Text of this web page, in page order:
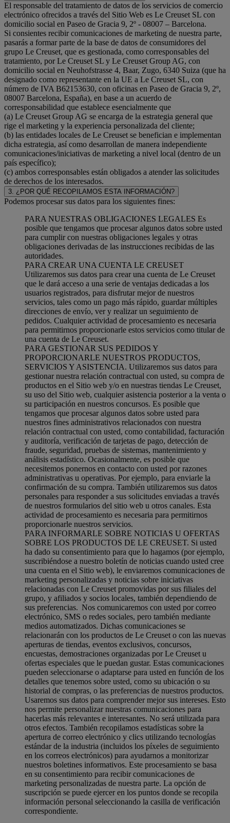
El responsable del tratamiento de datos de los servicios de comercio
electrónico ofrecidos a través del Sitio Web es Le Creuset SL con
domicilio social en Paseo de Gracia 9, 2º - 08007 – Barcelona.
Si consientes recibir comunicaciones de marketing de nuestra parte,
pasarás a formar parte de la base de datos de consumidores del
grupo Le Creuset, que es gestionada, como corresponsables del
tratamiento, por Le Creuset SL y Le Creuset Group AG, con
domicilio social en Neuhofstrasse 4, Baar, Zugo, 6340 Suiza (que ha
designado como representante en la UE a Le Creuset SL, con
número de IVA B62153630, con oficinas en Paseo de Gracia 9, 2º,
08007 Barcelona, España), en base a un acuerdo de
corresponsabilidad que establece esencialmente que
(a) Le Creuset Group AG se encarga de la estrategia general que
rige el marketing y la experiencia personalizada del cliente;
(b) las entidades locales de Le Creuset se benefician e implementan
dicha estrategia, así como desarrollan de manera independiente
comunicaciones/iniciativas de marketing a nivel local (dentro de un
país específico);
(c) ambos corresponsables están obligados a atender las solicitudes
de derechos de los interesados.
3. ¿POR QUÉ RECOPILAMOS ESTA INFORMACIÓN?
Podemos procesar sus datos para los siguientes fines:
PARA NUESTRAS OBLIGACIONES LEGALES Es
posible que tengamos que procesar algunos datos sobre usted
para cumplir con nuestras obligaciones legales y otras
obligaciones derivadas de las instrucciones recibidas de las
autoridades.
PARA CREAR UNA CUENTA LE CREUSET
Utilizaremos sus datos para crear una cuenta de Le Creuset
que le dará acceso a una serie de ventajas dedicadas a los
usuarios registrados, para disfrutar mejor de nuestros
servicios, tales como un pago más rápido, guardar múltiples
direcciones de envío, ver y realizar un seguimiento de
pedidos. Cualquier actividad de procesamiento es necesaria
para permitirnos proporcionarle estos servicios como titular de
una cuenta de Le Creuset.
PARA GESTIONAR SUS PEDIDOS Y
PROPORCIONARLE NUESTROS PRODUCTOS,
SERVICIOS Y ASISTENCIA. Utilizaremos sus datos para
gestionar nuestra relación contractual con usted, su compra de
productos en el Sitio web y/o en nuestras tiendas Le Creuset,
su uso del Sitio web, cualquier asistencia posterior a la venta o
su participación en nuestros concursos. Es posible que
tengamos que procesar algunos datos sobre usted para
nuestros fines administrativos relacionados con nuestra
relación contractual con usted, como contabilidad, facturación
y auditoría, verificación de tarjetas de pago, detección de
fraude, seguridad, pruebas de sistemas, mantenimiento y
análisis estadístico. Ocasionalmente, es posible que
necesitemos ponernos en contacto con usted por razones
administrativas u operativas. Por ejemplo, para enviarle la
confirmación de su compra. También utilizaremos sus datos
personales para responder a sus solicitudes enviadas a través
de nuestros formularios del sitio web u otros canales. Esta
actividad de procesamiento es necesaria para permitirnos
proporcionarle nuestros servicios.
PARA INFORMARLE SOBRE NOTICIAS U OFERTAS
SOBRE LOS PRODUCTOS DE LE CREUSET. Si usted
ha dado su consentimiento para que lo hagamos (por ejemplo,
suscribiéndose a nuestro boletín de noticias cuando usted cree
una cuenta en el Sitio web), le enviaremos comunicaciones de
marketing personalizadas y noticias sobre iniciativas
relacionadas con Le Creuset promovidas por sus filiales del
grupo, y afiliados y socios locales, también dependiendo de
sus preferencias. Nos comunicaremos con usted por correo
electrónico, SMS o redes sociales, pero también mediante
medios automatizados. Dichas comunicaciones se
relacionarán con los productos de Le Creuset o con las nuevas
aperturas de tiendas, eventos exclusivos, concursos,
encuestas, demostraciones organizadas por Le Creuset u
ofertas especiales que le puedan gustar. Estas comunicaciones
pueden seleccionarse o adaptarse para usted en función de los
detalles que tenemos sobre usted, como su ubicación o su
historial de compras, o las preferencias de nuestros productos.
Usaremos sus datos para comprender mejor sus intereses. Esto
nos permite personalizar nuestras comunicaciones para
hacerlas más relevantes e interesantes. No será utilizada para
otros efectos. También recopilamos estadísticas sobre la
apertura de correo electrónico y clics utilizando tecnologías
estándar de la industria (incluidos los píxeles de seguimiento
en los correos electrónicos) para ayudarnos a monitorizar
nuestros boletines informativos. Este procesamiento se basa
en su consentimiento para recibir comunicaciones de
marketing personalizadas de nuestra parte. La opción de
suscripción se puede ejercer en los puntos donde se recopila
información personal seleccionando la casilla de verificación
correspondiente.